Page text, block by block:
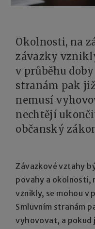
Okolnosti, na
závazky
v průběhu
stranám pak
nemusí
nechtějí
občanský
Závazkové vztahy
povahy a okolnosti,
vznikly, se mohou v
Smluvním stranám
vyhovovat, a pokud